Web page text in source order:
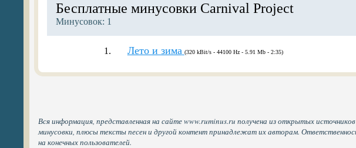
Бесплатные минусовки Carnival Project
Минусовок: 1
1. Лето и зима (320 kBit/s - 44100 Hz - 5.91 Mb - 2:35)
Вся информация, представленная на сайте www.ruminus.ru получена из открытых
минусовки, плюсы тексты песен и другой контент принадлежат их авторам.
на конечных пользователей.